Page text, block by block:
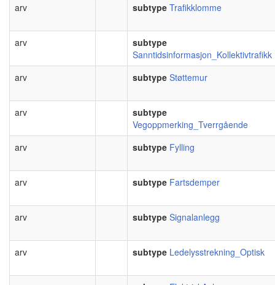
arv subtype Trafikklomme
arv
subtype
Sanntidsinformasjon_Kollektivtrafikk
arv
subtype Støttemur
arv
subtype
Vegoppmerking_Tverrgående
arv
subtype Fylling
arv subtype Fartsdemper
arv subtype Signalanlegg
arv subtype Ledelysstrekning_Optisk